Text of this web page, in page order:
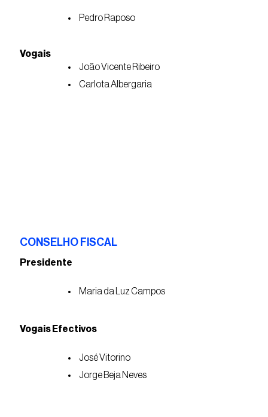
Pedro Raposo
Vogais
João Vicente Ribeiro
Carlota Albergaria
CONSELHO FISCAL
Presidente
Maria da Luz Campos
Vogais Efectivos
José Vitorino
Jorge Beja Neves